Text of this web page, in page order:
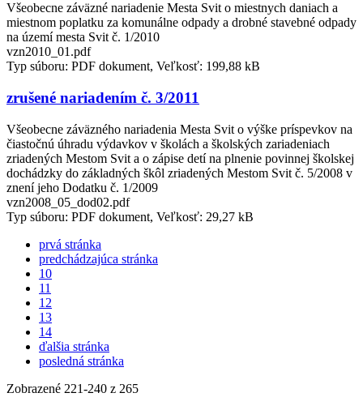
Všeobecne záväzné nariadenie Mesta Svit o miestnych daniach a
miestnom poplatku za komunálne odpady a drobné stavebné odpady
na území mesta Svit č. 1/2010
vzn2010_01.pdf
Typ súboru: PDF dokument, Veľkosť: 199,88 kB
zrušené nariadením č. 3/2011
Všeobecne záväzného nariadenia Mesta Svit o výške príspevkov na
čiastočnú úhradu výdavkov v školách a školských zariadeniach
zriadených Mestom Svit a o zápise detí na plnenie povinnej školskej
dochádzky do základných škôl zriadených Mestom Svit č. 5/2008 v
znení jeho Dodatku č. 1/2009
vzn2008_05_dod02.pdf
Typ súboru: PDF dokument, Veľkosť: 29,27 kB
prvá stránka
predchádzajúca stránka
10
11
12
13
14
ďalšia stránka
posledná stránka
Zobrazené 221-240 z 265